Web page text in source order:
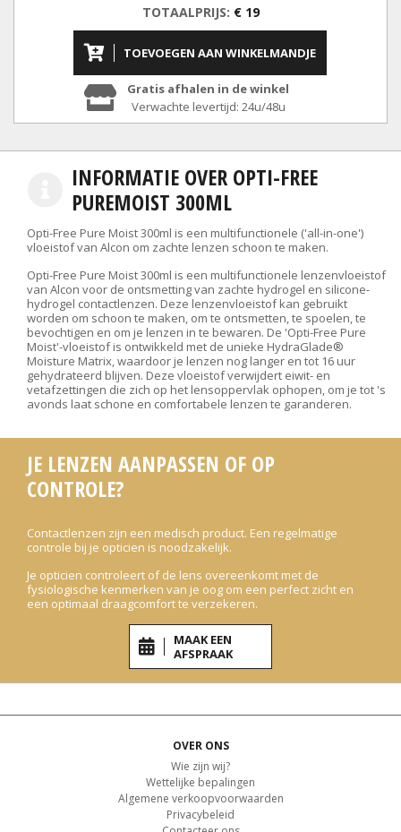
TOTAALPRIJS: € 19
TOEVOEGEN AAN WINKELMANDJE
Gratis afhalen in de winkel
Verwachte levertijd: 24u/48u
INFORMATIE OVER OPTI-FREE
PUREMOIST 300ML
Opti-Free Pure Moist 300ml is een multifunctionele ('all-in-one')
vloeistof van Alcon om zachte lenzen schoon te maken.
Opti-Free Pure Moist 300ml is een multifunctionele lenzenvloeistof
van Alcon voor de ontsmetting van zachte hydrogel en silicone-
hydrogel contactlenzen. Deze lenzenvloeistof kan gebruikt
worden om schoon te maken, om te ontsmetten, te spoelen, te
bevochtigen en om je lenzen in te bewaren. De 'Opti-Free Pure
Moist'-vloeistof is ontwikkeld met de unieke HydraGlade®
Moisture Matrix, waardoor je lenzen nog langer en tot 16 uur
gehydrateerd blijven. Deze vloeistof verwijdert eiwit- en
vetafzettingen die zich op het lensoppervlak ophopen, om je tot 's
avonds laat schone en comfortabele lenzen te garanderen.
JE LENZEN AANPASSEN OF OP
CONTROLE?
Contactlenzen zijn een medisch product. Een regelmatige
controle bij je opticien is noodzakelijk.
Je opticien controleert of de lens overeenkomt met de
fysiologische kenmerken van je oog om een perfect zicht en
een optimaal draagcomfort te verzekeren.
MAAK EEN
AFSPRAAK
OVER ONS
Wie zijn wij?
Wettelijke bepalingen
Algemene verkoopvoorwaarden
Privacybeleid